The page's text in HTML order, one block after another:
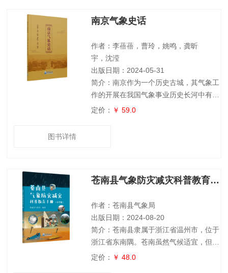
的气象灾害及其应对方法，对于农业生产
生动形象，图画活泼有趣，可供青少年读
者和对二十
南京气象史话
作者：李蓓蓓，曹玲，姚鸣，龚昕
宇，沈滢
出版日期：2024-05-31
简介：南京作为一个历史古城，其气象工
作的开展在我国气象事业历史长河中有着
十分重要的地位。2020年9月30日，在世
述。同时，编者通过与北极阁气象历史博
馆、上海气象博物馆和江苏省气象局、南
定价： ￥ 59.0
图书详情
苍南县气象防灾减灾科普教育手册
作者：苍南县气象局
出版日期：2024-08-20
简介：苍南县隶属于浙江省温州市，位于
浙江省东南隅。苍南虽然气候适宜，但是
受地理位置、地形地貌和气候特征等因素
定价： ￥ 48.0